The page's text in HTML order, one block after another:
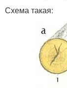
Схема такая: